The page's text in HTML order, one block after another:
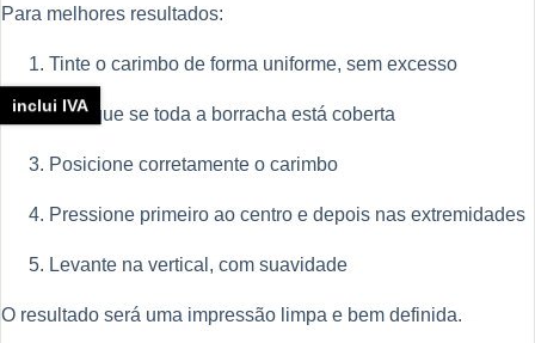
Para melhores resultados:
Tinte o carimbo de forma uniforme, sem excesso
Verifique se toda a borracha está coberta
Posicione corretamente o carimbo
Pressione primeiro ao centro e depois nas extremidades
Levante na vertical, com suavidade
O resultado será uma impressão limpa e bem definida.
inclui IVA